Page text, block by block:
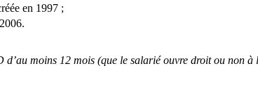
en 1997 ;
moins 12 mois (que le salarié ouvre droit ou non à